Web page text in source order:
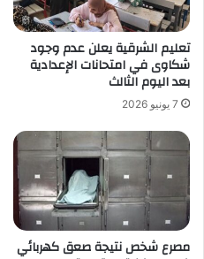
تعليم الشرقية يعلن عدم وجود
شكاوى في امتحانات الإعدادية
بعد اليوم الثالث
7 يونيو 2026
مصرع شخص نتيجة صعق كهربائي